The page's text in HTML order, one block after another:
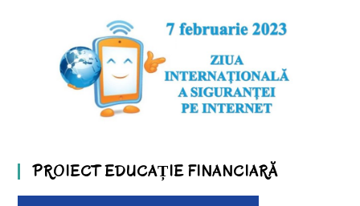
PROIECT EDUCAȚIE FINANCIARĂ